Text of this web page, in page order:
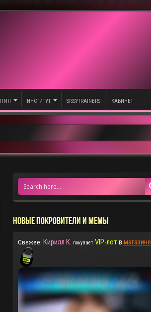
ИНСТИТУТ SISSYTRAINERS КАБИНЕТ
НОВЫЕ ПОКРОВИТЕЛИ И МЕМЫ
Свежее: Кирилл К. покупает VIP-лотв магазине